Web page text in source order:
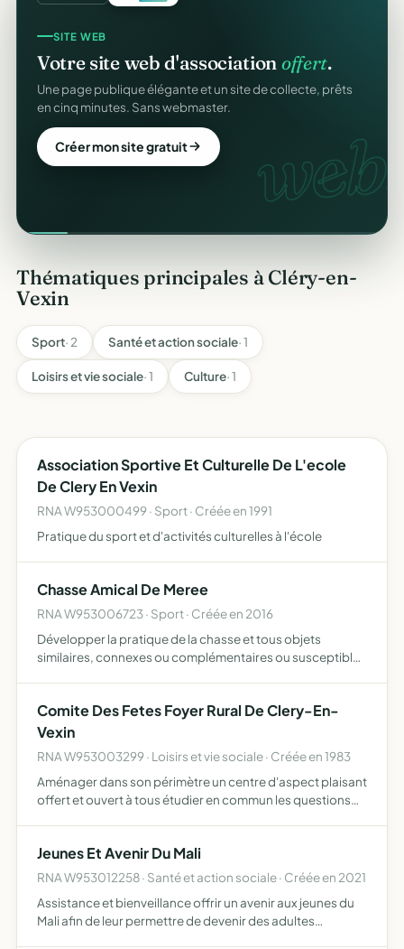
web.
SITE WEB
Votre site web d'association offert.
Une page publique élégante et un site de collecte, prêts
en cinq minutes. Sans webmaster.
Créer mon site gratuit
Thématiques principales à Cléry-en-
Vexin
Sport· 2 Santé et action sociale· 1
Loisirs et vie sociale· 1 Culture· 1
Association Sportive Et Culturelle De L'ecole
De Clery En Vexin
RNA W953000499 · Sport · Créée en 1991
Pratique du sport et d'activités culturelles à l'école
Chasse Amical De Meree
RNA W953006723 · Sport · Créée en 2016
Développer la pratique de la chasse et tous objets
similaires, connexes ou complémentaires ou susceptibles
Comite Des Fetes Foyer Rural De Clery-En-
Vexin
RNA W953003299 · Loisirs et vie sociale · Créée en 1983
Aménager dans son périmètre un centre d'aspect plaisant
offert et ouvert à tous étudier en commun les questions
Jeunes Et Avenir Du Mali
RNA W953012258 · Santé et action sociale · Créée en 2021
Assistance et bienveillance offrir un avenir aux jeunes du
Mali afin de leur permettre de devenir des adultes